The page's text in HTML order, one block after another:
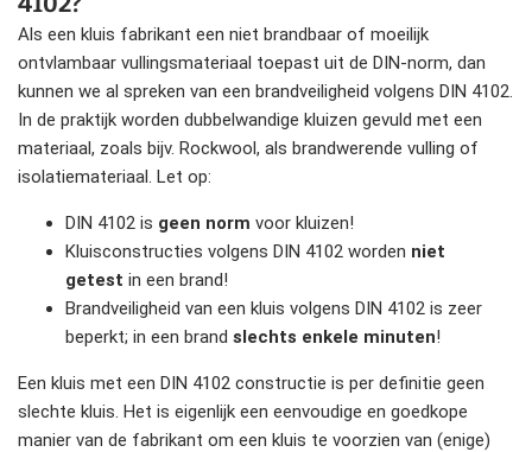
Als een kluis fabrikant een niet brandbaar of moeilijk
ontvlambaar vullingsmateriaal toepast uit de DIN-norm, dan
kunnen we al spreken van een brandveiligheid volgens DIN 4102.
In de praktijk worden dubbelwandige kluizen gevuld met een
materiaal, zoals bijv. Rockwool, als brandwerende vulling of
isolatiemateriaal. Let op:
DIN 4102 is geen norm voor kluizen!
Kluisconstructies volgens DIN 4102 worden niet
getest in een brand!
Brandveiligheid van een kluis volgens DIN 4102 is zeer
beperkt; in een brand slechts enkele minuten!
Een kluis met een DIN 4102 constructie is per definitie geen
slechte kluis. Het is eigenlijk een eenvoudige en goedkope
manier van de fabrikant om een kluis te voorzien van (enige)